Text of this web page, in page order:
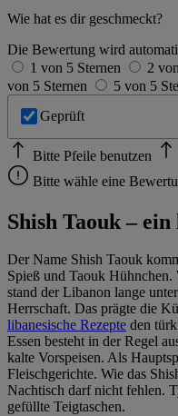
Wie hat es dir geschmeckt?
Die Bewertung wird
1 von 5 Sternen
2
von 5 Sternen
5 von 5
Geprüft
Bitte Pfeile benutzen
Bitte wähle eine
Shish Taouk – ein
Der Name Shish Taouk
Spieß und Taouk Hühnchen.
stand der Libanon lange
Herrschaft. Das prägte die
libanesische Rezepte den
Essen besteht in der Regel
kalte Vorspeisen. Als
Fleischgerichte. Wie das
Nachtisch darf nicht fehlen.
gefüllte Teigtaschen.